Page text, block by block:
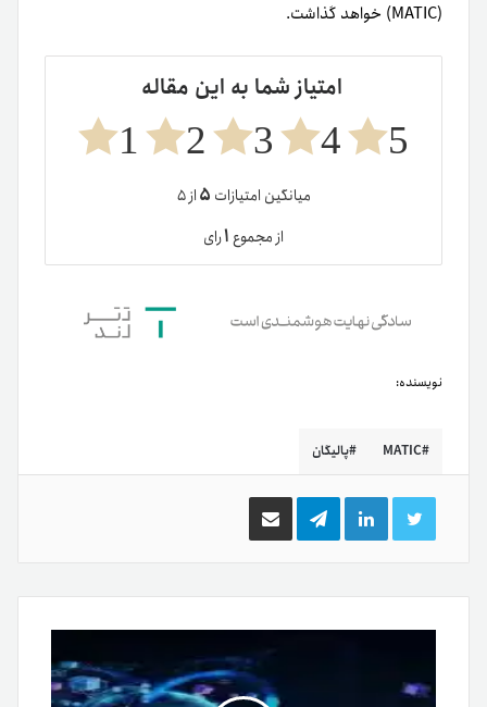
(MATIC) خواهد گذاشت.
امتیاز شما به این مقاله
5
4
3
2
1
میانگین امتیازات ۵از ۵
از مجموع۱رای
نویسنده:
MATIC پالیگان
توییتر لینکدینتلگرام اشتراک
گذاری
ایمیل